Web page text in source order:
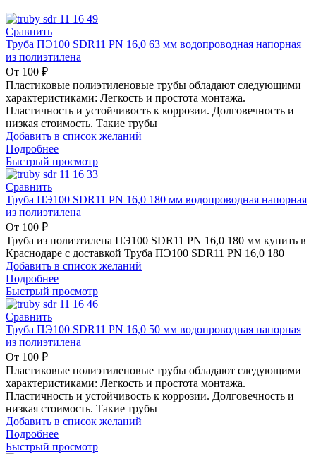
Сравнить
Труба ПЭ100 SDR11 PN 16,0 63 мм водопроводная напорная
из полиэтилена
От 100 ₽
Пластиковые полиэтиленовые трубы обладают следующими
характеристиками: Легкость и простота монтажа.
Пластичность и устойчивость к коррозии. Долговечность и
низкая стоимость. Такие трубы
Добавить в список желаний
Подробнее
Быстрый просмотр
Сравнить
Труба ПЭ100 SDR11 PN 16,0 180 мм водопроводная напорная
из полиэтилена
От 100 ₽
Труба из полиэтилена ПЭ100 SDR11 PN 16,0 180 мм купить в
Краснодаре с доставкой Труба ПЭ100 SDR11 PN 16,0 180
Добавить в список желаний
Подробнее
Быстрый просмотр
Сравнить
Труба ПЭ100 SDR11 PN 16,0 50 мм водопроводная напорная
из полиэтилена
От 100 ₽
Пластиковые полиэтиленовые трубы обладают следующими
характеристиками: Легкость и простота монтажа.
Пластичность и устойчивость к коррозии. Долговечность и
низкая стоимость. Такие трубы
Добавить в список желаний
Подробнее
Быстрый просмотр